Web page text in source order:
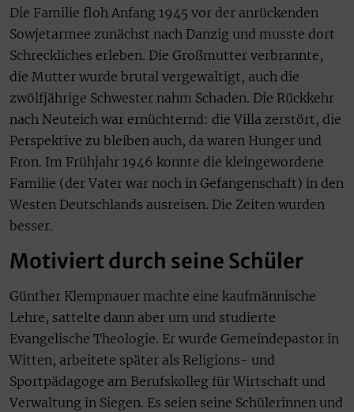
Die Familie floh Anfang 1945 vor der anrückenden
Sowjetarmee zunächst nach Danzig und musste dort
Schreckliches erleben. Die Großmutter verbrannte,
die Mutter wurde brutal vergewaltigt, auch die
zwölfjährige Schwester nahm Schaden. Die Rückkehr
nach Neuteich war ernüchternd: die Villa zerstört, die
Perspektive zu bleiben auch, da waren Hunger und
Fron. Im Frühjahr 1946 konnte die kleingewordene
Familie (der Vater war noch in Gefangenschaft) in den
Westen Deutschlands ausreisen. Die Zeiten wurden
besser.
Motiviert durch seine Schüler
Günther Klempnauer machte eine kaufmännische
Lehre, sattelte dann aber um und studierte
Evangelische Theologie. Er wurde Gemeindepastor in
Witten, arbeitete später als Religions- und
Sportpädagoge am Berufskolleg für Wirtschaft und
Verwaltung in Siegen. Es seien seine Schülerinnen und